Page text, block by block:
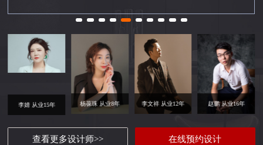
李婧 从业15年 杨葆珠 从业8年 李文祥 从业12年 赵鹏 从业16年
查看更多设计师>> 在线预约设计